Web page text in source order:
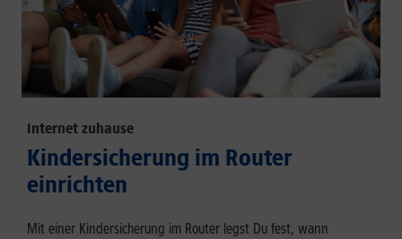
Internet zuhause
Kindersicherung im Router
einrichten
Mit einer Kindersicherung im Router legst Du fest, wann